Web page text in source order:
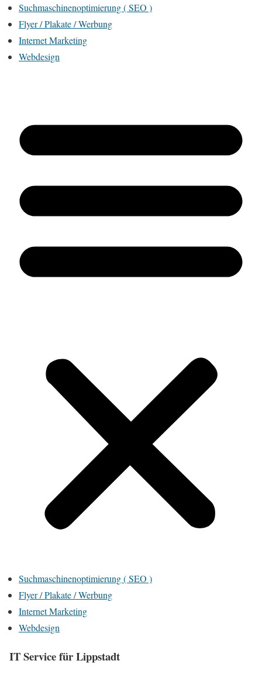
Suchmaschinenoptimierung ( SEO )
Flyer / Plakate / Werbung
Internet Marketing
Webdesign
Suchmaschinenoptimierung ( SEO )
Flyer / Plakate / Werbung
Internet Marketing
Webdesign
IT Service für Lippstadt